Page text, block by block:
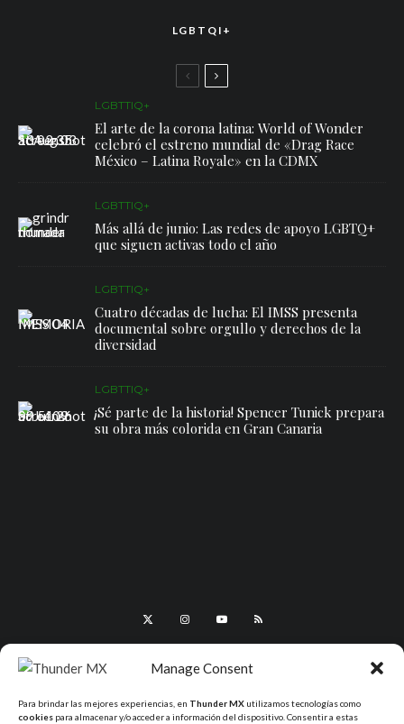
Manage Consent
Para brindar las mejores experiencias, en Thunder MX utilizamos tecnologías como
cookies para almacenar y/o acceder a información del dispositivo. Consentir a estas
LGBTQI+
LGBTTIQ+
El arte de la corona latina: World of Wonder
celebró el estreno mundial de «Drag Race
México – Latina Royale» en la CDMX
LGBTTIQ+
Más allá de junio: Las redes de apoyo LGBTQ+
que siguen activas todo el año
LGBTTIQ+
Cuatro décadas de lucha: El IMSS presenta
documental sobre orgullo y derechos de la
diversidad
LGBTTIQ+
¡Sé parte de la historia! Spencer Tunick prepara
su obra más colorida en Gran Canaria